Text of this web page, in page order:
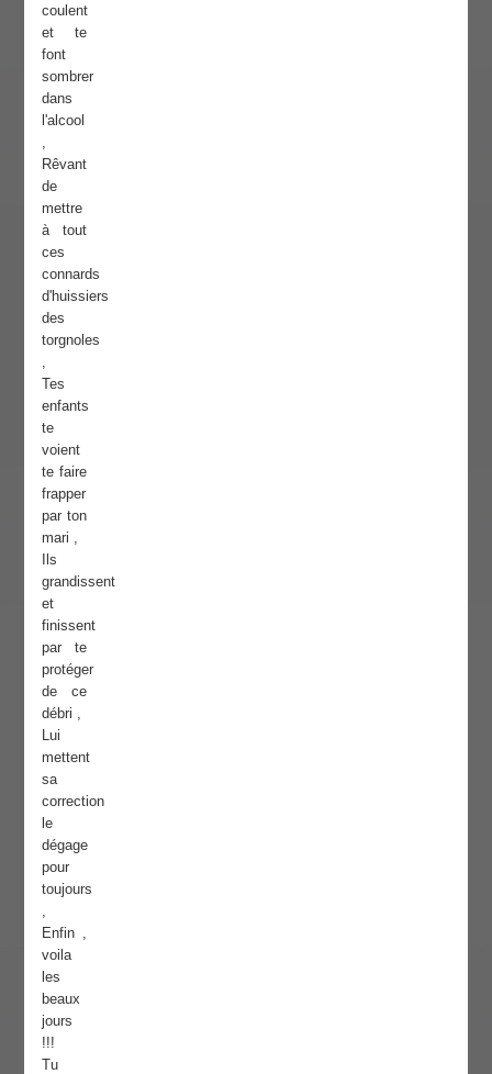
coulent
et te
font
sombrer
dans
l'alcool
Rêvant
de
mettre
à tout
ces
connards
d'huissiers
des
torgnoles
Tes
enfants
te
voient
te faire
frapper
par ton
mari ,
Ils
grandissent
et
finissent
par te
protéger
de ce
débri ,
Lui
mettent
sa
correction
le
dégage
pour
toujours
Enfin ,
voila
les
beaux
jours
!!!
Tu